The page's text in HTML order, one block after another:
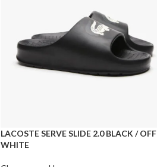
LACOSTE SERVE SLIDE 2.0 BLACK / OFF
WHITE